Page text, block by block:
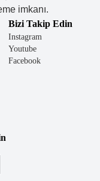
imkanı.
Bizi Takip Edin
Instagram
Youtube
Facebook